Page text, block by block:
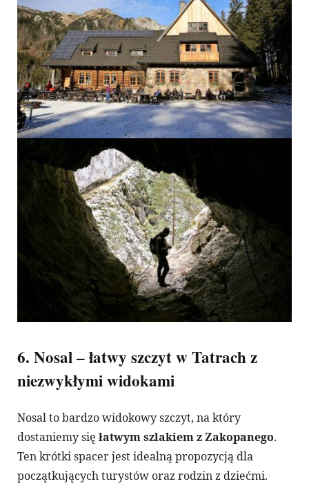
6. Nosal – łatwy szczyt w Tatrach z
niezwykłymi widokami
Nosal to bardzo widokowy szczyt, na który
dostaniemy się łatwym szlakiem z Zakopanego.
Ten krótki spacer jest idealną propozycją dla
początkujących turystów oraz rodzin z dziećmi.